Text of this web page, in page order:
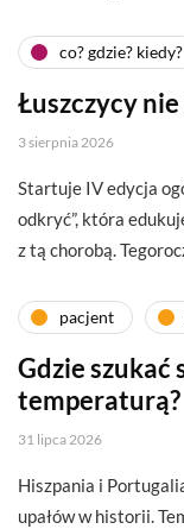
co? gdzie? kiedy?
Łuszczycy nie
3 sierpnia 2026
Startuje IV edycja
odkryć”, która
z tą chorobą.
pacjent
Gdzie szukać
temperaturą?
31 lipca 2026
Hiszpania i
upałów w historii.